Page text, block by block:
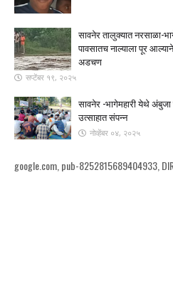
सावनेर तालुक्यात नरसाळा-
पावसातच नाल्याला पूर आल्याने
अडचण
सप्टेंबर १९, २०२५
सावनेर -भागेमहारी येथे
उत्साहात संपन्न
नोव्हेंबर ०४, २०२५
google.com, pub-8252815689404933,